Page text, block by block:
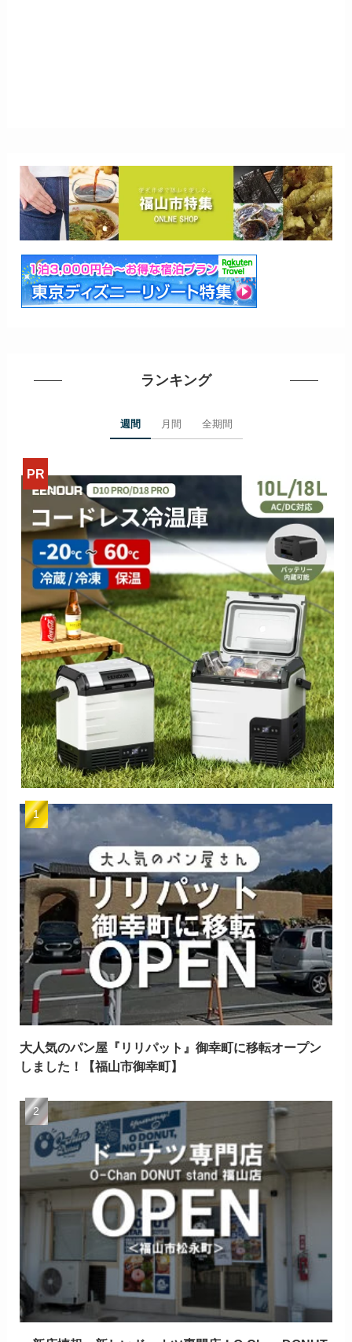
ランキング
週間 月間 全期間
大人気のパン屋『リリパット』御幸町に移転オープン
しました！【福山市御幸町】